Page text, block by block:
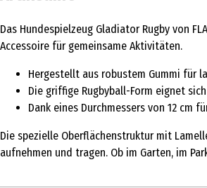
Das Hundespielzeug Gladiator Rugby von
Accessoire für gemeinsame Aktivitäten.
Hergestellt aus robustem Gummi für
Die griffige Rugbyball-Form eignet
Dank eines Durchmessers von 12 cm
Die spezielle Oberflächenstruktur mit
aufnehmen und tragen. Ob im Garten, im